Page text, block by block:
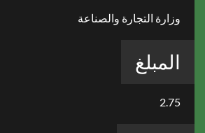
وزارة التجارة والصناعة
المبلغ
2.75